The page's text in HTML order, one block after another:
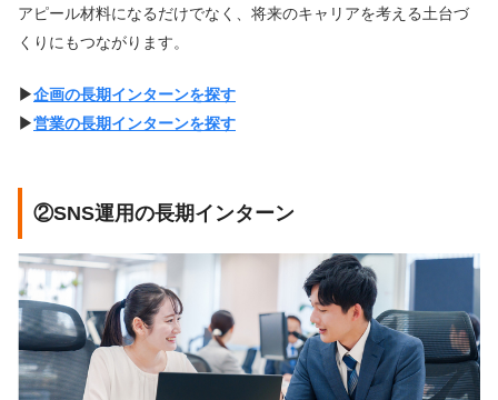
アピール材料になるだけでなく、将来のキャリアを考える土台づ
くりにもつながります。
▶︎企画の長期インターンを探す
▶︎営業の長期インターンを探す
②SNS運用の長期インターン